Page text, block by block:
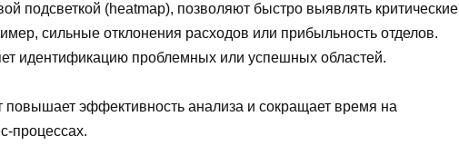
подсветкой (heatmap), позволяют быстро выявлять критические
сильные отклонения расходов или прибыльность отделов.
идентификацию проблемных или успешных областей.
повышает эффективность анализа и сокращает время на
процессах.